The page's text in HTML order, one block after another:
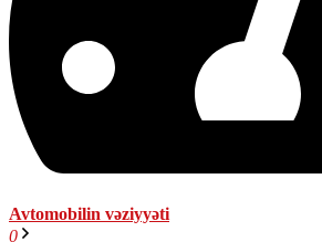
Avtomobilin vəziyyəti
0